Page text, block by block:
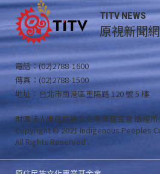
TITV NEWS
原視新聞網
電話：(02)2788-1600
傳真：(02)2788-1500
地址：台北市南港區重陽路 120 號 5 樓
財團法人原住民族文化事業基金會 版權
Copyright © 2021 Indigenous Peoples
All Rights Reserved .